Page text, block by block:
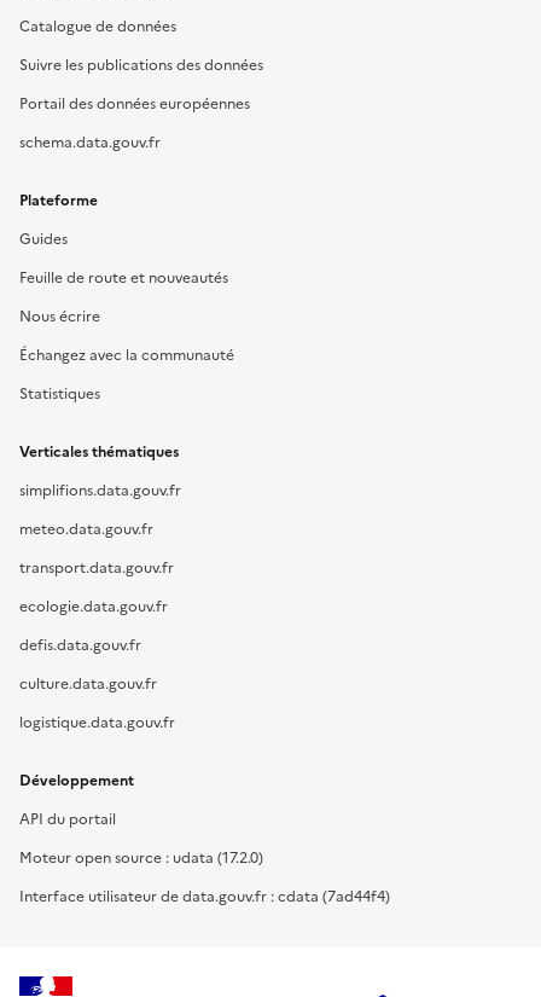
Catalogue de données
Suivre les publications des données
Portail des données européennes
schema.data.gouv.fr
Plateforme
Guides
Feuille de route et nouveautés
Nous écrire
Échangez avec la communauté
Statistiques
Verticales thématiques
simplifions.data.gouv.fr
meteo.data.gouv.fr
transport.data.gouv.fr
ecologie.data.gouv.fr
defis.data.gouv.fr
culture.data.gouv.fr
logistique.data.gouv.fr
Développement
API du portail
Moteur open source : udata (17.2.0)
Interface utilisateur de data.gouv.fr : cdata (7ad44f4)